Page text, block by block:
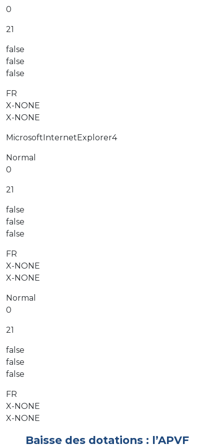
0
21
false
false
false
FR
X-NONE
X-NONE
MicrosoftInternetExplorer4
Normal
0
21
false
false
false
FR
X-NONE
X-NONE
Normal
0
21
false
false
false
FR
X-NONE
X-NONE
Baisse des dotations : l’APVF